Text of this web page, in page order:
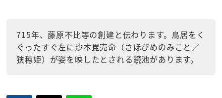
715年、藤原不比等の創建と伝わります。鳥居をく
ぐったすぐ左に沙本毘売命（さほびめのみこと／
狭穂姫）が姿を映したとされる鏡池があります。